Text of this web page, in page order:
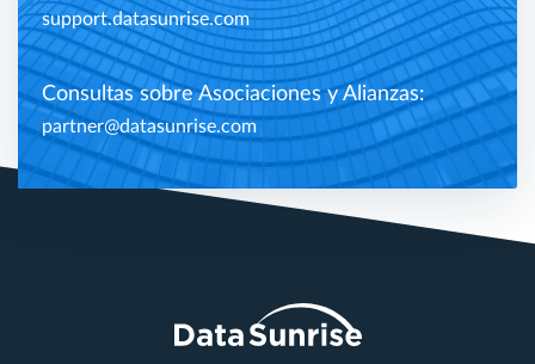
support.datasunrise.com
Consultas sobre Asociaciones y Alianzas:
partner@datasunrise.com